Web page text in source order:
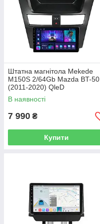
Штатна магнітола Mekede
M150S 2/64Gb Mazda BT-50
(2011-2020) QleD
В наявності
7 990 ₴
Купити